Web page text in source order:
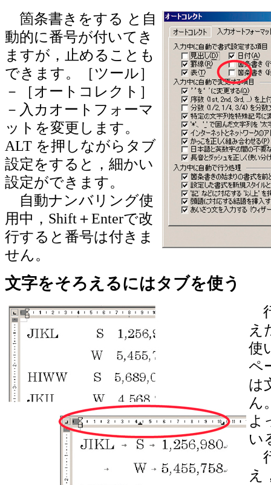
箇条書きをする と自
動的に番号が付いてき
ますが，止めることも
できます。［ツール］
－［オートコレクト］
－入カオートフォーマ
ットを変更します。
ALT を押しながらタブ
設定をすると，細かい
設定ができます。
自動ナンバリング使
用中，Shift＋Enterで改
行すると番号は付きま
せん。
文字をそろえるにはタブを使う
え
使
ペ
は
ん
よ
い
え